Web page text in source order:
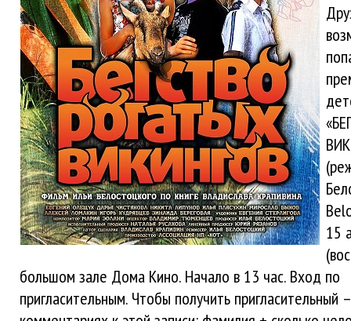
15
большом зале Дома Кино. Начало в 13 час. Вход по
пригласительным. Чтобы получить пригласительный